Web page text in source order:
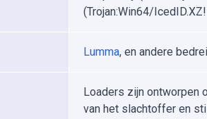
(Trojan:Win64/
Lumma, en andere
Loaders zijn ontworpen
van het slachtoffer en